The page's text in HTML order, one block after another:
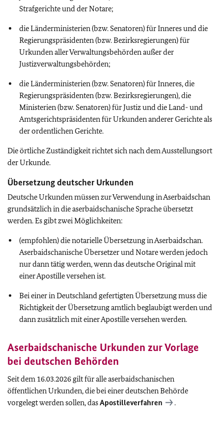
Strafgerichte und der Notare;
die Länderministerien (bzw. Senatoren) für Inneres und die
Regierungspräsidenten (bzw. Bezirksregierungen) für
Urkunden aller Verwaltungsbehörden außer der
Justizverwaltungsbehörden;
die Länderministerien (bzw. Senatoren) für Inneres, die
Regierungspräsidenten (bzw. Bezirksregierungen), die
Ministerien (bzw. Senatoren) für Justiz und die Land- und
Amtsgerichtspräsidenten für Urkunden anderer Gerichte als
der ordentlichen Gerichte.
Die örtliche Zuständigkeit richtet sich nach dem Ausstellungsort
der Urkunde.
Übersetzung deutscher Urkunden
Deutsche Urkunden müssen zur Verwendung in Aserbaidschan
grundsätzlich in die aserbaidschanische Sprache übersetzt
werden. Es gibt zwei Möglichkeiten:
(empfohlen) die notarielle Übersetzung in Aserbaidschan.
Aserbaidschanische Übersetzer und Notare werden jedoch
nur dann tätig werden, wenn das deutsche Original mit
einer Apostille versehen ist.
Bei einer in Deutschland gefertigten Übersetzung muss die
Richtigkeit der Übersetzung amtlich beglaubigt werden und
dann zusätzlich mit einer Apostille versehen werden.
Aserbaidschanische Urkunden zur Vorlage
bei deutschen Behörden
Seit dem 16.03.2026 gilt für alle aserbaidschanischen
öffentlichen Urkunden, die bei einer deutschen Behörde
vorgelegt werden sollen, dasApostilleverfahren .